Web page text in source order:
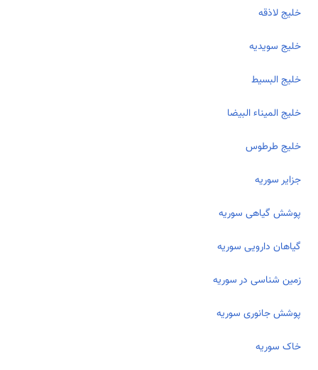
خلیج لاذقه
خلیج سویدیه
خلیج البسیط
خلیج المیناء البیضا
خلیج طرطوس
جزایر سوریه
پوشش گیاهی سوریه
گیاهان دارویی سوریه
زمین شناسی در سوریه
پوشش جانوری سوریه
خاک سوریه